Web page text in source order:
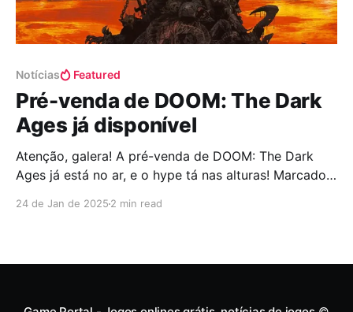
Notícias Featured
Pré-venda de DOOM: The Dark
Ages já disponível
Atenção, galera! A pré-venda de DOOM: The Dark
Ages já está no ar, e o hype tá nas alturas! Marcado
24 de Jan de 2025 2 min read